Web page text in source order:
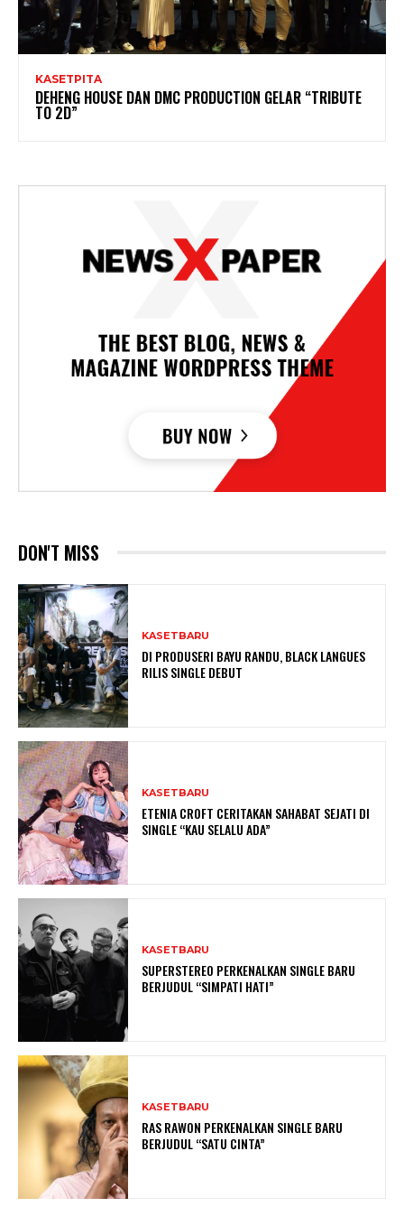
KASETPITA
DEHENG HOUSE DAN DMC PRODUCTION GELAR “TRIBUTE
TO 2D”
DON'T MISS
KASETBARU
DI PRODUSERI BAYU RANDU, BLACK LANGUES
RILIS SINGLE DEBUT
KASETBARU
ETENIA CROFT CERITAKAN SAHABAT SEJATI DI
SINGLE “KAU SELALU ADA”
KASETBARU
SUPERSTEREO PERKENALKAN SINGLE BARU
BERJUDUL “SIMPATI HATI”
KASETBARU
RAS RAWON PERKENALKAN SINGLE BARU
BERJUDUL “SATU CINTA”